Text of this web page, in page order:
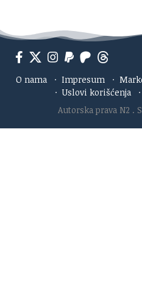
O nama · Impresum ·
· Uslovi korišćenja ·
Autorska prava N2 .